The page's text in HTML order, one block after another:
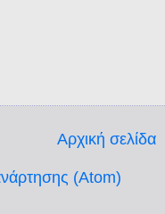
Αρχική σελίδα
(Atom)